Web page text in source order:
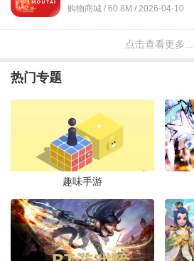
购物商城 / 60.8M / 2026-04-10
淘特app最新版v10.56.15
赛狐erp管理系统
教育商务 /45.1M 2026-04-08
蝉妈妈专业版v4.25.0 最新
教育商务 /90.2M/2026-04-07
点击查看更多...
热门专题
趣味手游